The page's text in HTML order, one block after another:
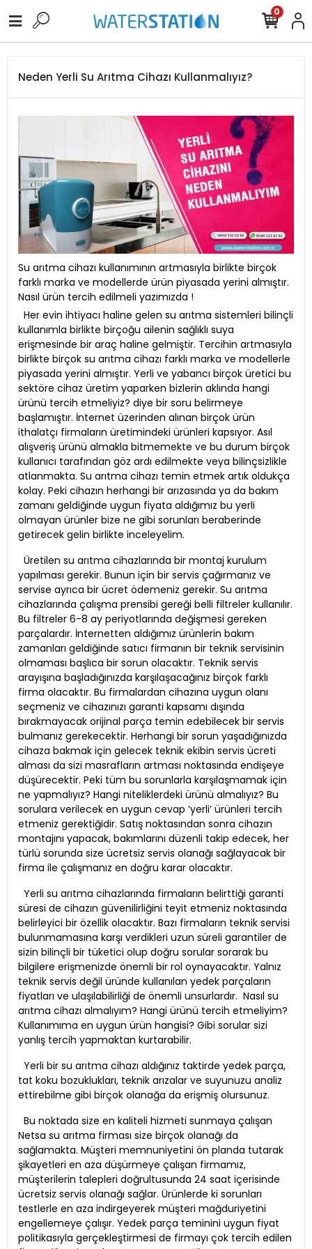
0
Neden Yerli Su Arıtma Cihazı Kullanmalıyız?
Su arıtma cihazı kullanımının artmasıyla birlikte birçok
farklı marka ve modellerde ürün piyasada yerini almıştır.
Nasıl ürün tercih edilmeli yazımızda !
Her evin ihtiyacı haline gelen su arıtma sistemleri bilinçli
kullanımla birlikte birçoğu ailenin sağlıklı suya
erişmesinde bir araç haline gelmiştir. Tercihin artmasıyla
birlikte birçok su arıtma cihazı farklı marka ve modellerle
piyasada yerini almıştır. Yerli ve yabancı birçok üretici bu
sektöre cihaz üretim yaparken bizlerin aklında hangi
ürünü tercih etmeliyiz? diye bir soru belirmeye
başlamıştır. İnternet üzerinden alınan birçok ürün
ithalatçı firmaların üretimindeki ürünleri kapsıyor. Asıl
alışveriş ürünü almakla bitmemekte ve bu durum birçok
kullanıcı tarafından göz ardı edilmekte veya bilinçsizlikle
atlanmakta. Su arıtma cihazı temin etmek artık oldukça
kolay. Peki cihazın herhangi bir arızasında ya da bakım
zamanı geldiğinde uygun fiyata aldığımız bu yerli
olmayan ürünler bize ne gibi sorunları beraberinde
getirecek gelin birlikte inceleyelim.
Üretilen su arıtma cihazlarında bir montaj kurulum
yapılması gerekir. Bunun için bir servis çağırmanız ve
servise ayrıca bir ücret ödemeniz gerekir. Su arıtma
cihazlarında çalışma prensibi gereği belli filtreler kullanılır.
Bu filtreler 6-8 ay periyotlarında değişmesi gereken
parçalardır. İnternetten aldığımız ürünlerin bakım
zamanları geldiğinde satıcı firmanın bir teknik servisinin
olmaması başlıca bir sorun olacaktır. Teknik servis
arayışına başladığınızda karşılaşacağınız birçok farklı
firma olacaktır. Bu firmalardan cihazına uygun olanı
seçmeniz ve cihazınızı garanti kapsamı dışında
bırakmayacak orijinal parça temin edebilecek bir servis
bulmanız gerekecektir. Herhangi bir sorun yaşadığınızda
cihaza bakmak için gelecek teknik ekibin servis ücreti
alması da sizi masrafların artması noktasında endişeye
düşürecektir. Peki tüm bu sorunlarla karşılaşmamak için
ne yapmalıyız? Hangi niteliklerdeki ürünü almalıyız? Bu
sorulara verilecek en uygun cevap ‘yerli’ ürünleri tercih
etmeniz gerektiğidir. Satış noktasından sonra cihazın
montajını yapacak, bakımlarını düzenli takip edecek, her
türlü sorunda size ücretsiz servis olanağı sağlayacak bir
firma ile çalışmanız en doğru karar olacaktır.
Yerli su arıtma cihazlarında firmaların belirttiği garanti
süresi de cihazın güvenilirliğini teyit etmeniz noktasında
belirleyici bir özellik olacaktır. Bazı firmaların teknik servisi
bulunmamasına karşı verdikleri uzun süreli garantiler de
sizin bilinçli bir tüketici olup doğru sorular sorarak bu
bilgilere erişmenizde önemli bir rol oynayacaktır. Yalnız
teknik servis değil üründe kullanılan yedek parçaların
fiyatları ve ulaşılabilirliği de önemli unsurlardır. Nasıl su
arıtma cihazı almalıyım? Hangi ürünü tercih etmeliyim?
Kullanımıma en uygun ürün hangisi? Gibi sorular sizi
yanlış tercih yapmaktan kurtarabilir.
Yerli bir su arıtma cihazı aldığınız taktirde yedek parça,
tat koku bozuklukları, teknik arızalar ve suyunuzu analiz
ettirebilme gibi birçok olanağa da erişmiş olursunuz.
Bu noktada size en kaliteli hizmeti sunmaya çalışan
Netsa su arıtma firması size birçok olanağı da
sağlamakta. Müşteri memnuniyetini ön planda tutarak
şikayetleri en aza düşürmeye çalışan firmamız,
müşterilerin talepleri doğrultusunda 24 saat içerisinde
ücretsiz servis olanağı sağlar. Ürünlerde ki sorunları
testlerle en aza indirgeyerek müşteri mağduriyetini
engellemeye çalışır. Yedek parça teminini uygun fiyat
politikasıyla gerçekleştirmesi de firmayı çok tercih edilen